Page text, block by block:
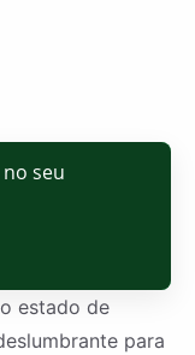
seu
estado de
para